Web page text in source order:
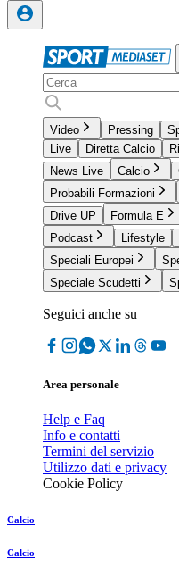
Video Pressing
Live
Diretta Calcio
News Live
Calcio
Probabili Formazioni
Drive UP
Formula E
Podcast
Lifestyle
Speciali Europei
Speciale Scudetti
Seguici anche su
Area personale
Help e Faq
Info e contatti
Termini del servizio
Utilizzo dati e privacy
Cookie Policy
Calcio
Calcio